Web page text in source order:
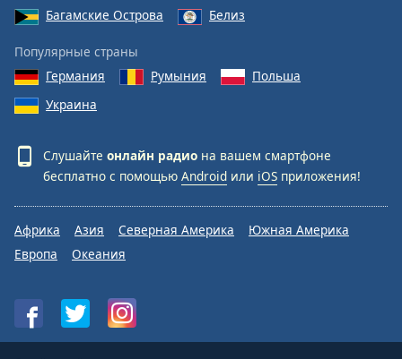
Багамские Острова
Белиз
Популярные страны
Германия
Румыния
Польша
Украина
Слушайте онлайн радио на вашем смартфоне
бесплатно с помощью Android или iOS приложения!
Африка Азия Северная Америка
Южная Америка
Европа
Океания